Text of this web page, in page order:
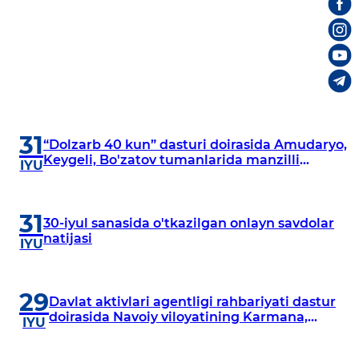
31
IYU
“Dolzarb 40 kun” dasturi doirasida Amudaryo,
Keygeli, Bo'zatov tumanlarida manzilli
31
IYU
30-iyul sanasida o'tkazilgan onlayn savdolar
natijasi
29
IYU
Davlat aktivlari agentligi rahbariyati dastur
doirasida Navoiy viloyatining Karmana,